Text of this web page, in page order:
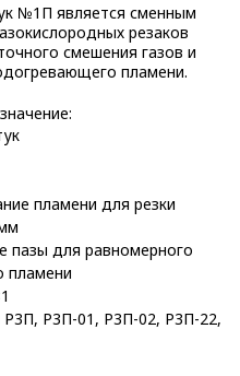
№1П является сменным
резаков
смешения газов и
пламени.
пламени для резки
пазы для равномерного
пламени
Р3П, Р3П-01, Р3П-02, Р3П-22,